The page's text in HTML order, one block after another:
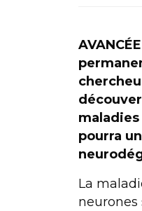
pourra
La
neurones